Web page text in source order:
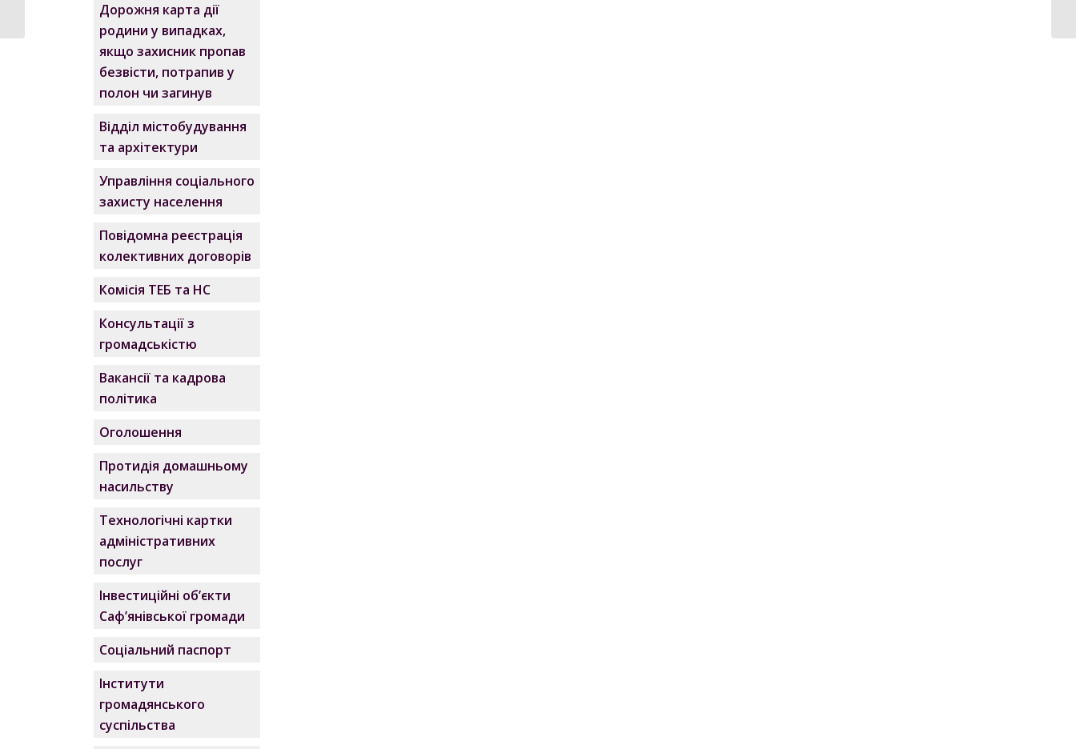
Дорожня карта дії
родини у випадках,
якщо захисник пропав
безвісти, потрапив у
полон чи загинув
Відділ містобудування
та архітектури
Управління соціального
захисту населення
Повідомна реєстрація
колективних договорів
Комісія ТЕБ та НС
Консультації з
громадськістю
Вакансії та кадрова
політика
Оголошення
Протидія домашньому
насильству
Технологічні картки
адміністративних
послуг
Інвестиційні об’єкти
Саф’янівської громади
Соціальний паспорт
Інститути
громадянського
суспільства